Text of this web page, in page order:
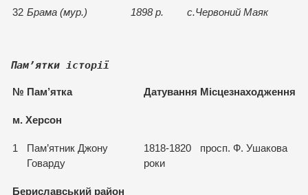
32 Брама (мур.) 1898 р. с.Червоний Маяк
Пам’ятки історії
№ Пам’ятка Датування Місцезнаходження
м. Херсон
1
Пам’ятник Джону
Говарду
1818-1820
роки
просп. Ф. Ушакова
Бериславський район